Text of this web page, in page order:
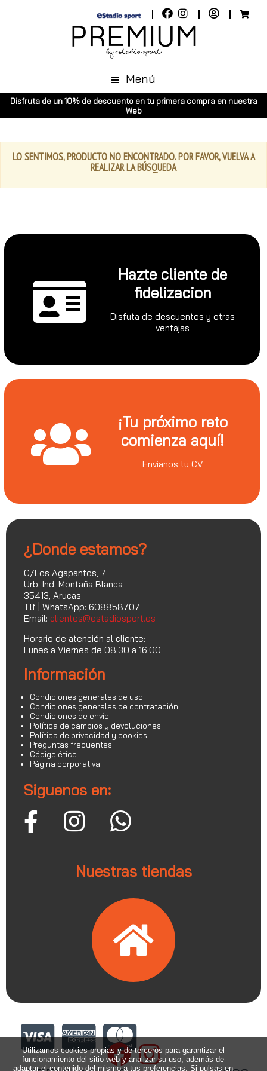
Menú
Disfruta de un 10% de descuento en tu primera compra en nuestra
Web
LO SENTIMOS, PRODUCTO NO ENCONTRADO. POR FAVOR, VUELVA A
REALIZAR LA BÚSQUEDA
Hazte cliente de
fidelizacion
Disfuta de descuentos y otras
ventajas
¡Tu próximo reto
comienza aquí!
Envianos tu CV
¿Donde estamos?
C/Los Agapantos, 7
Urb. Ind. Montaña Blanca
35413, Arucas
Tlf | WhatsApp: 608858707
Email: clientes@estadiosport.es
Horario de atención al cliente:
Lunes a Viernes de 08:30 a 16:00
Información
Condiciones generales de uso
Condiciones generales de contratación
Condiciones de envío
Política de cambios y devoluciones
Política de privacidad y cookies
Preguntas frecuentes
Código ético
Página corporativa
Siguenos en:
Nuestras tiendas
Utilizamos cookies propias y de terceros para garantizar el
funcionamiento del sitio web y analizar su uso, además de
adaptar el contenido del mismo a tus preferencias. Si pulsas en